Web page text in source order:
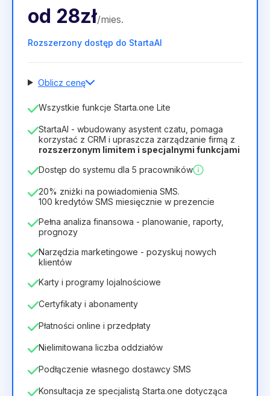
od 28zł/mies.
Rozszerzony dostęp do StartaAI
Oblicz cenę
Liczba pracowników
Czas trwania licencji
12 Months(zniżka -25%) Opłacalny
40zł28zł miesiąc
336zł za 12 Months
Wszystkie funkcje Starta.one Lite
StartaAI - wbudowany asystent czatu, pomaga
korzystać z CRM i upraszcza zarządzanie firmą z
rozszerzonym limitem i specjalnymi funkcjami
Dostęp do systemu dla 5 pracowników
20% zniżki na powiadomienia SMS.
100 kredytów SMS miesięcznie w prezencie
Pełna analiza finansowa - planowanie, raporty,
prognozy
Narzędzia marketingowe - pozyskuj nowych
klientów
Karty i programy lojalnościowe
Certyfikaty i abonamenty
Płatności online i przedpłaty
Nielimitowana liczba oddziałów
Podłączenie własnego dostawcy SMS
Konsultacja ze specjalistą Starta.one dotycząca